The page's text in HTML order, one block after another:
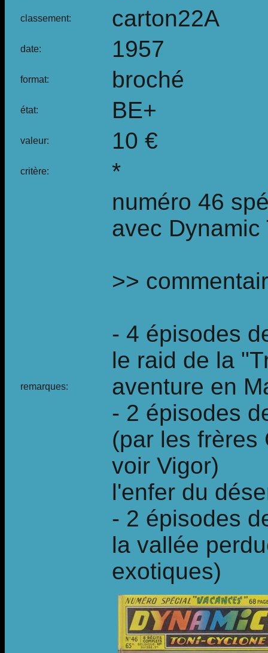
classement: carton22A
date: 1957
format: broché
état: BE+
valeur: 10 €
critère: *
remarques:
numéro 46
avec
>>
- 4 épisodes
le raid de la
aventure en
- 2 épisodes
(par les frères
voir Vigor)
l'enfer du
- 2 épisodes
la vallée
exotiques)